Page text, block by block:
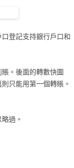
登記支持銀行戶口和
。後面的轉數快圖
只能用第一個轉賬。
過。